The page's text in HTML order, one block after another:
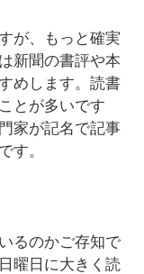
が、もっと確実
新聞の書評や本
めします。読書
とが多いです
家が記名で記事
す。
るのかご存知で
曜日に大きく読